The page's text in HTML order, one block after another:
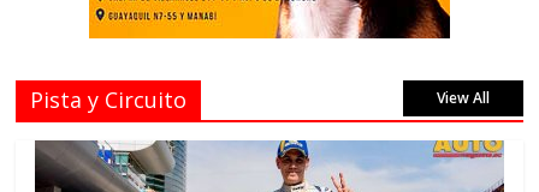
Pista y Circuito View All